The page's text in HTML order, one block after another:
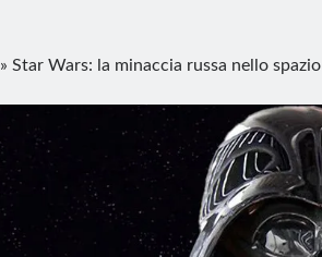
»Star Wars: la minaccia russa nello spazio